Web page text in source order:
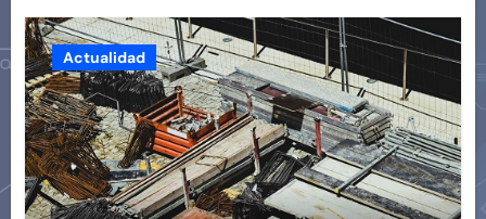
Actualidad